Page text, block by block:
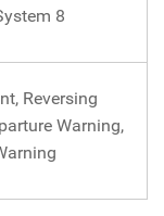
8
Reversing
Warning,